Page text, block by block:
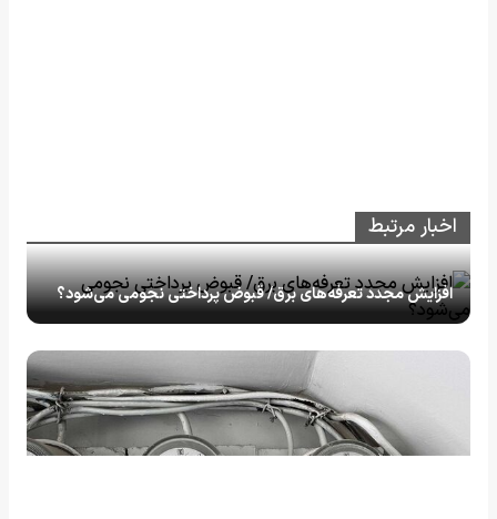
اخبار مرتبط
افزایش مجدد تعرفه‌های برق/ قبوض پرداختی نجومی می‌شود؟